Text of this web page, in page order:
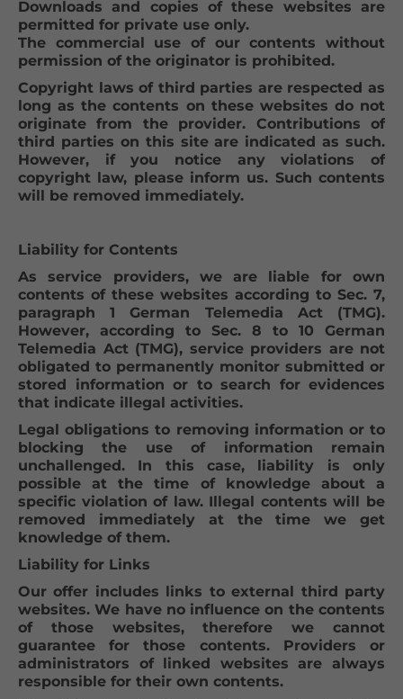
Downloads and copies of these websites are
permitted for private use only.
The commercial use of our contents without
permission of the originator is prohibited.
Copyright laws of third parties are respected as
long as the contents on these websites do not
originate from the provider. Contributions of
third parties on this site are indicated as such.
However, if you notice any violations of
copyright law, please inform us. Such contents
will be removed immediately.
Liability for Contents
As service providers, we are liable for own
contents of these websites according to Sec. 7,
paragraph 1 German Telemedia Act (TMG).
However, according to Sec. 8 to 10 German
Telemedia Act (TMG), service providers are not
obligated to permanently monitor submitted or
stored information or to search for evidences
that indicate illegal activities.
Legal obligations to removing information or to
blocking the use of information remain
unchallenged. In this case, liability is only
possible at the time of knowledge about a
specific violation of law. Illegal contents will be
removed immediately at the time we get
knowledge of them.
Liability for Links
Our offer includes links to external third party
websites. We have no influence on the contents
of those websites, therefore we cannot
guarantee for those contents. Providers or
administrators of linked websites are always
responsible for their own contents.